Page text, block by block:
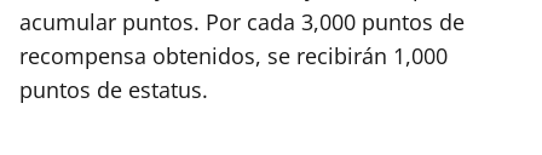
acumular puntos. Por cada 3,000 puntos de
recompensa obtenidos, se recibirán 1,000
puntos de estatus.